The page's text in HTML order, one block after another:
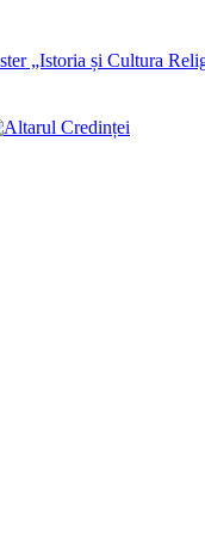
„Istoria și Cultura